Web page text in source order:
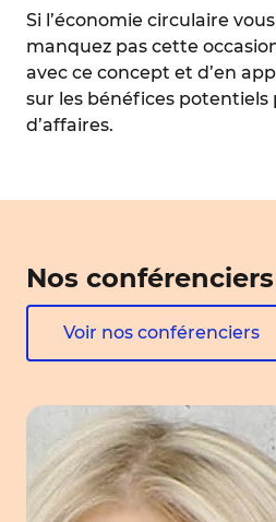
Si l’économie circulaire
manquez pas cette
avec ce concept et d’en
sur les bénéfices potentiels
d’affaires.
Nos conférenciers
Voir nos conférenciers